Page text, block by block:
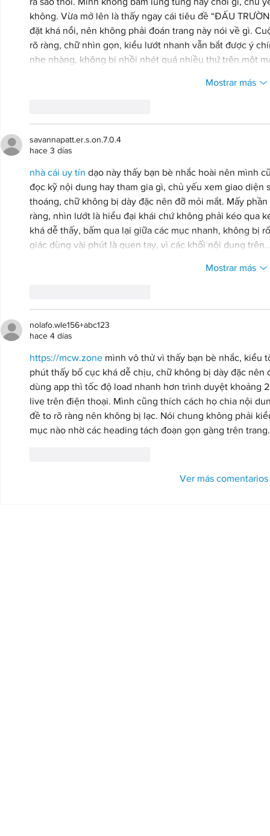
không. Vừa mở lên là thấy ngay cái tiêu đề “ĐẤU
đặt khá nổi, nên không phải đoán trang này nói về gì.
rõ ràng, chữ nhìn gọn, kiểu lướt nhanh vẫn bắt được ý
nhẹ nhàng, không bị nhồi nhét quá nhiều thứ trên một
Mostrar más
savannapatt.er.s.on.7.0.4
hace 3 días
nhà cái uy tín dạo này thấy bạn bè nhắc hoài nên mình
đọc kỹ nội dung hay tham gia gì, chủ yếu xem giao diện
thoáng, chữ không bị dày đặc nên đỡ mỏi mắt. Mấy
ràng, nhìn lướt là hiểu đại khái chứ không phải kéo qua
khá dễ thấy, bấm qua lại giữa các mục nhanh, không bị
giác dùng vài phút là quen tay, vì các khối nội dung
Mostrar más
nolafo.wle156+abc123
hace 4 días
https://mcw.zone mình vô thử vì thấy bạn bè nhắc, kiểu
phút thấy bố cục khá dễ chịu, chữ không bị dày đặc
dùng app thì tốc độ load nhanh hơn trình duyệt khoảng
live trên điện thoại. Mình cũng thích cách họ chia nội
đề to rõ ràng nên không bị lạc. Nói chung không phải
mục nào nhờ các heading tách đoạn gọn gàng trên trang.
Ver más comentarios